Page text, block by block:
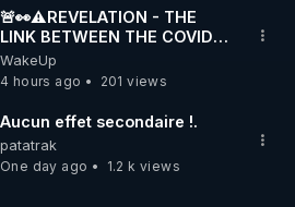
de méditation et
:
www.envol.app/code
🚨👀⚠️REVELATION - THE
LINK BETWEEN THE COVID
VACCINE AND CANCER -LIEN
VACCIN COVID ET CANCER
WakeUp
4 hours ago
201 views
Aucun effet secondaire !.
patatrak
One day ago
1.2 k views